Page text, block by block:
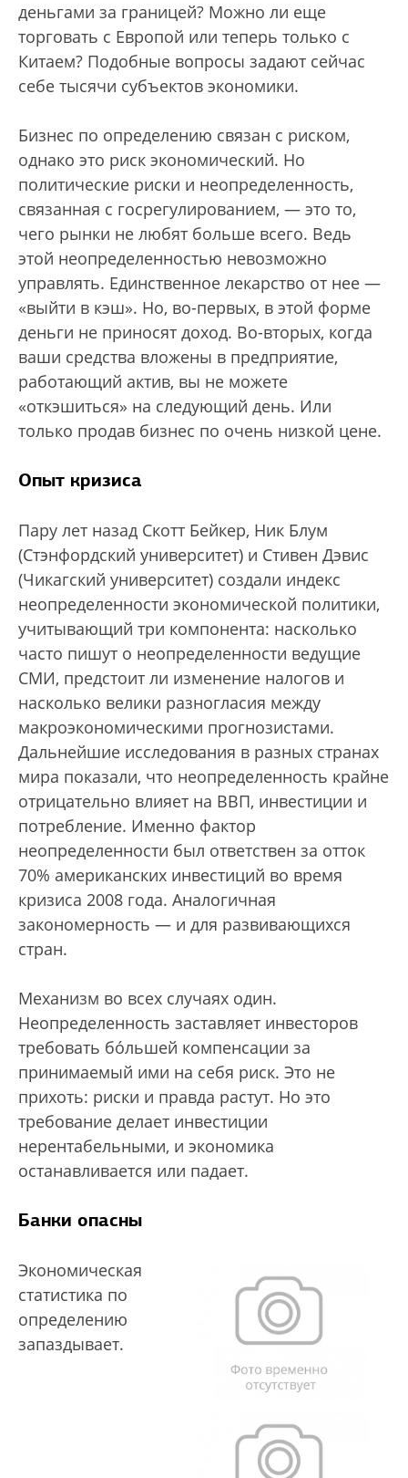
деньгами за границей? Можно ли еще
торговать с Европой или теперь только с
Китаем? Подобные вопросы задают сейчас
себе тысячи субъектов экономики.
Бизнес по определению связан с риском,
однако это риск экономический. Но
политические риски и неопределенность,
связанная с госрегулированием, — это то,
чего рынки не любят больше всего. Ведь
этой неопределенностью невозможно
управлять. Единственное лекарство от нее —
«выйти в кэш». Но, во-первых, в этой форме
деньги не приносят доход. Во-вторых, когда
ваши средства вложены в предприятие,
работающий актив, вы не можете
«откэшиться» на следующий день. Или
только продав бизнес по очень низкой цене.
Опыт кризиса
Пару лет назад Скотт Бейкер, Ник Блум
(Стэнфордский университет) и Стивен Дэвис
(Чикагский университет) создали индекс
неопределенности экономической политики,
учитывающий три компонента: насколько
часто пишут о неопределенности ведущие
СМИ, предстоит ли изменение налогов и
насколько велики разногласия между
макроэкономическими прогнозистами.
Дальнейшие исследования в разных странах
мира показали, что неопределенность крайне
отрицательно влияет на ВВП, инвестиции и
потребление. Именно фактор
неопределенности был ответствен за отток
70% американских инвестиций во время
кризиса 2008 года. Аналогичная
закономерность — и для развивающихся
стран.
Механизм во всех случаях один.
Неопределенность заставляет инвесторов
требовать бóльшей компенсации за
принимаемый ими на себя риск. Это не
прихоть: риски и правда растут. Но это
требование делает инвестиции
нерентабельными, и экономика
останавливается или падает.
Банки опасны
Экономическая
статистика по
определению
запаздывает.